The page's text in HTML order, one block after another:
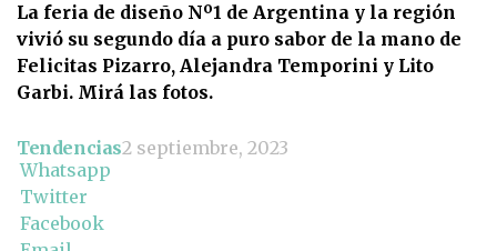
La feria de diseño Nº1 de Argentina y la región
vivió su segundo día a puro sabor de la mano de
Felicitas Pizarro, Alejandra Temporini y Lito
Garbi. Mirá las fotos.
Tendencias2 septiembre, 2023
Whatsapp
Twitter
Facebook